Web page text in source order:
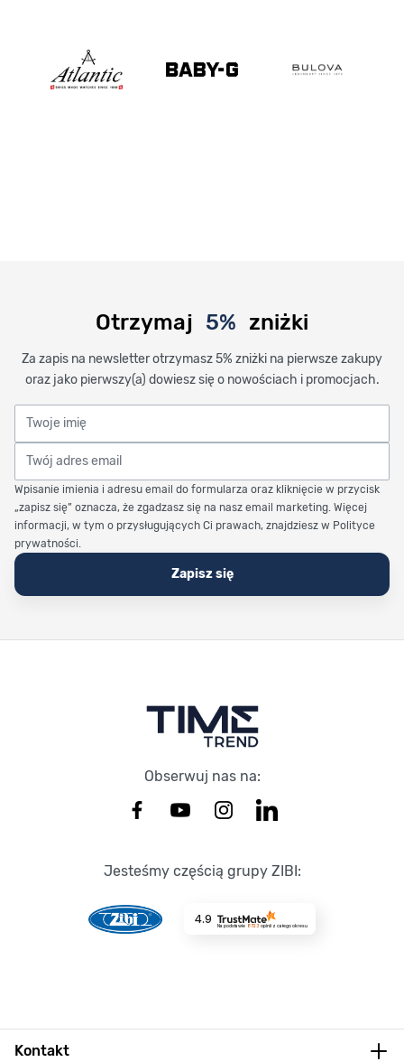
Otrzymaj 5% zniżki
Za zapis na newsletter otrzymasz 5% zniżki na pierwsze zakupy
oraz jako pierwszy(a) dowiesz się o nowościach i promocjach.
Twoje imię
Twój adres email
Wpisanie imienia i adresu email do formularza oraz kliknięcie w przycisk
„zapisz się” oznacza, że zgadzasz się na nasz email marketing. Więcej
informacji, w tym o przysługujących Ci prawach, znajdziesz w Polityce
prywatności.
Zapisz się
Obserwuj nas na:
Jesteśmy częścią grupy ZIBI:
4.9
Na podstawie 8723 opinii z całego okresu
Kontakt